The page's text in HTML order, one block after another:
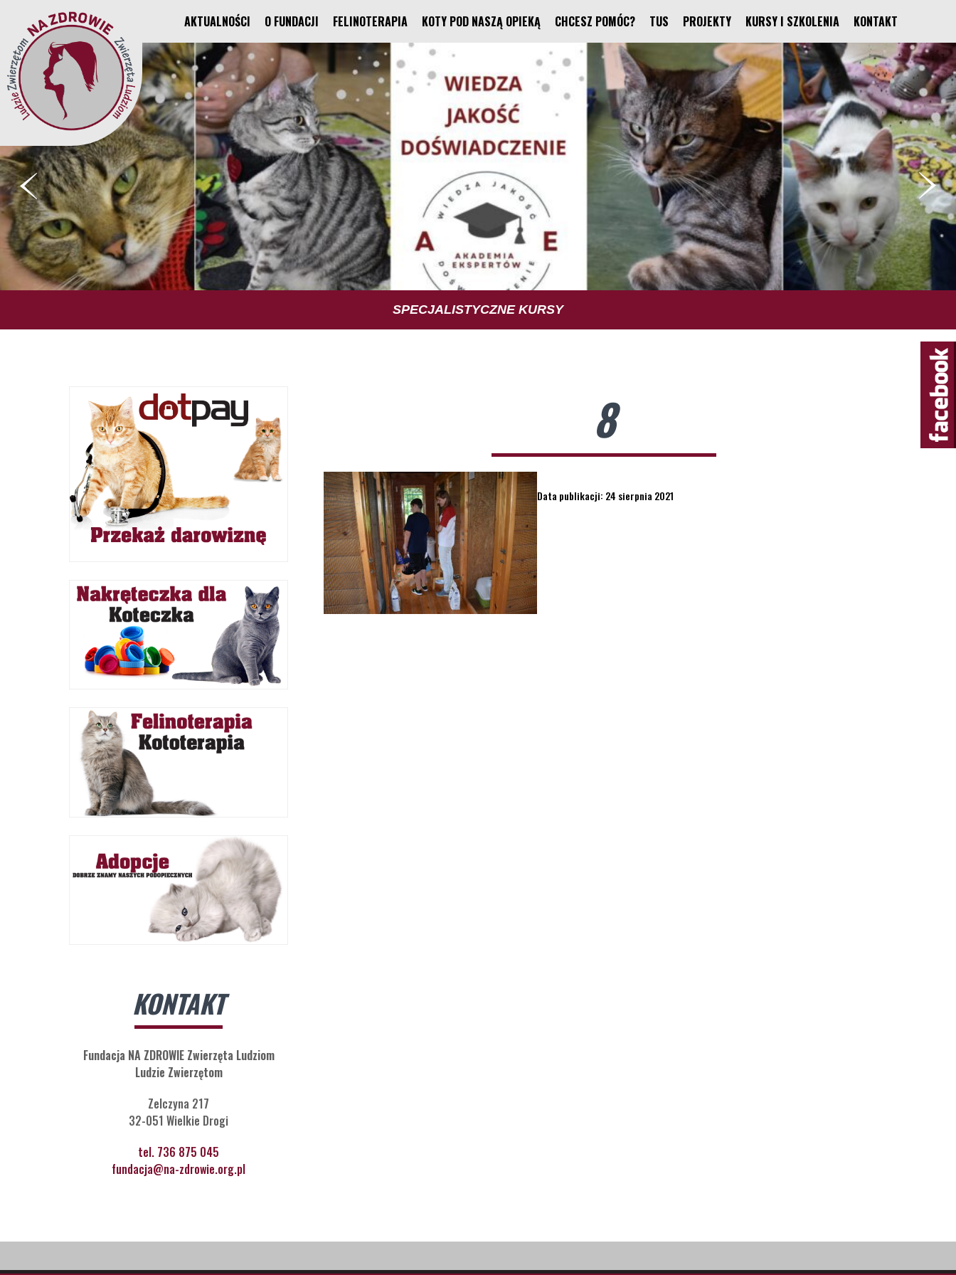
AKTUALNOŚCI O FUNDACJI FELINOTERAPIA KOTY POD NASZĄ OPIEKĄ CHCESZ POMÓC? TUS PROJEKTY KURSY I SZKOLENIA KONTAKT
TUS TRENING UMIEJĘTNOŚCI SPOŁECZNYCH
SPECJALISTYCZNE KURSY
FUNDACJA
FELINOTERAPIA
KONTAKT
Fundacja NA ZDROWIE Zwierzęta Ludziom
Ludzie Zwierzętom
Zelczyna 217
32-051 Wielkie Drogi
tel. 736 875 045
fundacja@na-zdrowie.org.pl
8
Data publikacji: 24 sierpnia 2021